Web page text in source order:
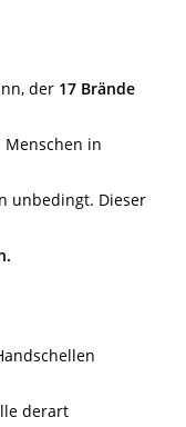
der 17 Brände
in
Dieser
derart